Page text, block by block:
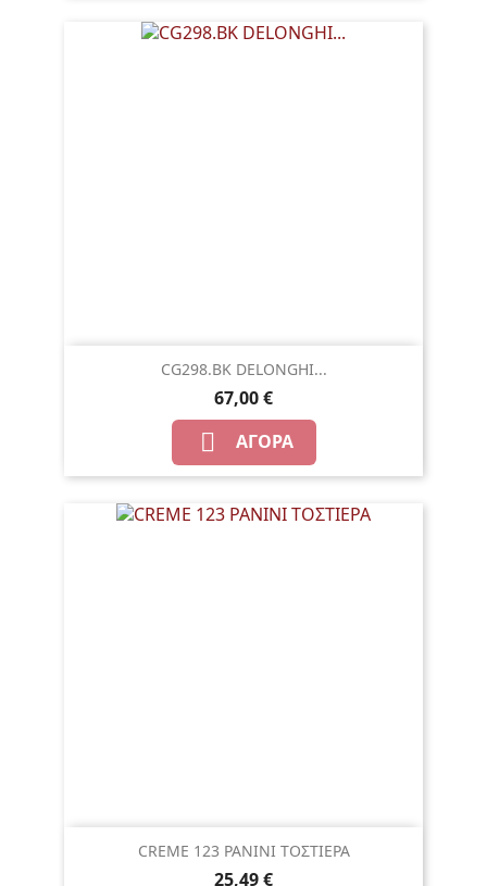
CG298.BK DELONGHI...
67,00 €
 ΑΓΟΡΆ
CREME 123 PANINI ΤΟΣΤΙΕΡΑ
25,49 €